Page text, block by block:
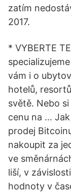
zatím
2017.
* VYBERTE
vám i o
hotelů,
světě. Nebo
cenu na …
prodej
nakoupit za
ve
liší, v
hodnoty v